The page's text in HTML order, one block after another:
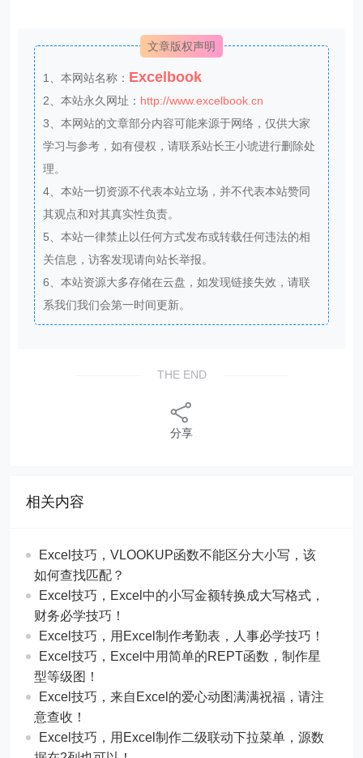
文章版权声明
1、本网站名称： Excelbook
2、本站永久网址： http://www.excelbook.cn
3、本网站的文章部分内容可能来源于网络，仅供大家
学习与参考，如有侵权，请联系站长王小琥进行删除处
理。
4、本站一切资源不代表本站立场，并不代表本站赞同
其观点和对其真实性负责。
5、本站一律禁止以任何方式发布或转载任何违法的相
关信息，访客发现请向站长举报。
6、本站资源大多存储在云盘，如发现链接失效，请联
系我们我们会第一时间更新。
THE END
分享
相关内容
Excel技巧，​​VLOOKUP函数不能区分大小写，该
如何查找匹配？
​​Excel技巧，Excel中的小写金额转换成大写格式，
财务必学技巧！
​​Excel技巧，用Excel制作考勤表，人事必学技巧！
Excel技巧，​​Excel中用简单的REPT函数，制作星
型等级图！
Excel技巧，来自Excel的爱心动图满满祝福，请注
意查收！
Excel技巧，用Excel制作二级联动下拉菜单，源数